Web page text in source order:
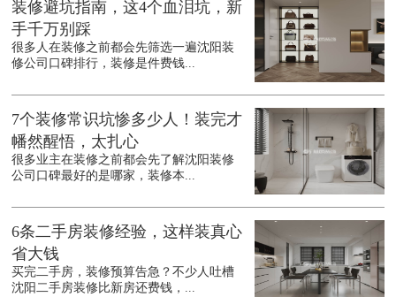
装修避坑指南，这4个血泪坑，新
手千万别踩
很多人在装修之前都会先筛选一遍沈阳装
修公司口碑排行，装修是件费钱...
7个装修常识坑惨多少人！装完才
幡然醒悟，太扎心
很多业主在装修之前都会先了解沈阳装修
公司口碑最好的是哪家，装修本...
6条二手房装修经验，这样装真心
省大钱
买完二手房，装修预算告急？不少人吐槽
沈阳二手房装修比新房还费钱，...